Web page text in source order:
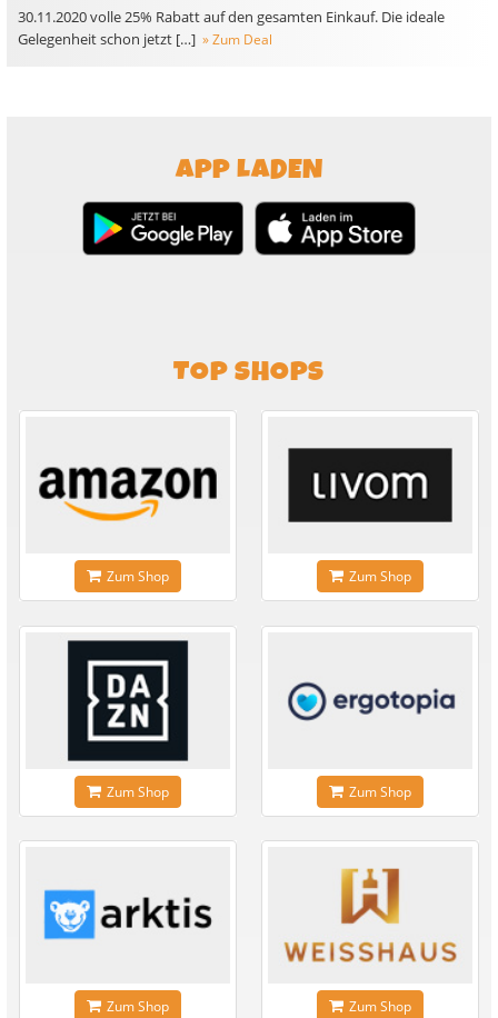
30.11.2020 volle 25% Rabatt auf den gesamten Einkauf. Die ideale
Gelegenheit schon jetzt […] » Zum Deal
APP LADEN
TOP SHOPS
Zum Shop Zum Shop
Zum Shop Zum Shop
Zum Shop Zum Shop